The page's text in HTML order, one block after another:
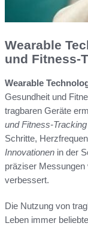
Wearable
und Fitness-
Wearable
Gesundheit und
tragbaren Geräte
und Fitness-Tracking
Schritte,
Innovationen in der
präziser Messungen
verbessert.
Die Nutzung von
Leben immer